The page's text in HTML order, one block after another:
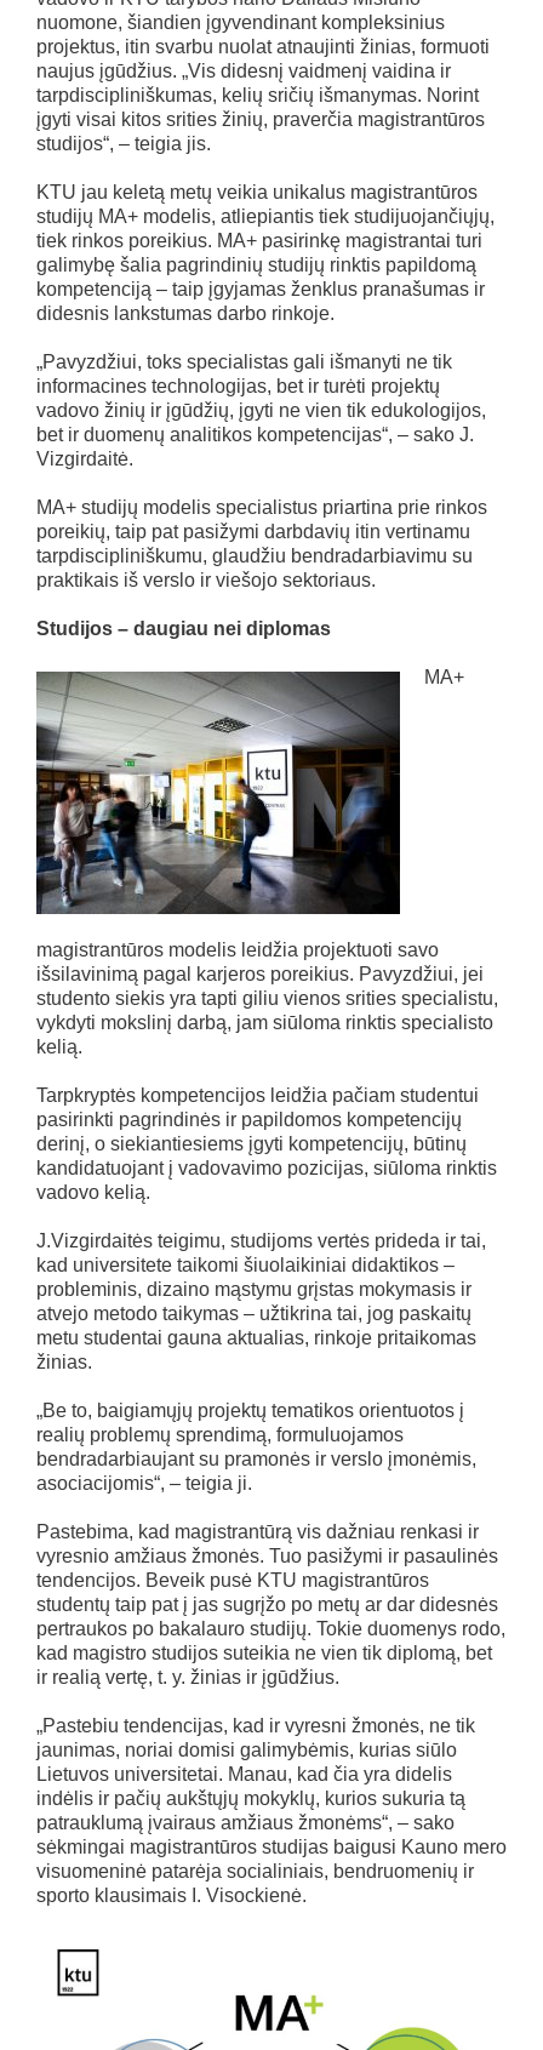
nuomone, šiandien įgyvendinant kompleksinius
projektus, itin svarbu nuolat atnaujinti žinias, formuoti
naujus įgūdžius. „Vis didesnį vaidmenį vaidina ir
tarpdiscipliniškumas, kelių sričių išmanymas. Norint
įgyti visai kitos srities žinių, praverčia magistrantūros
studijos“, – teigia jis.
KTU jau keletą metų veikia unikalus magistrantūros
studijų MA+ modelis, atliepiantis tiek studijuojančiųjų,
tiek rinkos poreikius. MA+ pasirinkę magistrantai turi
galimybę šalia pagrindinių studijų rinktis papildomą
kompetenciją – taip įgyjamas ženklus pranašumas ir
didesnis lankstumas darbo rinkoje.
„Pavyzdžiui, toks specialistas gali išmanyti ne tik
informacines technologijas, bet ir turėti projektų
vadovo žinių ir įgūdžių, įgyti ne vien tik edukologijos,
bet ir duomenų analitikos kompetencijas“, – sako J.
Vizgirdaitė.
MA+ studijų modelis specialistus priartina prie rinkos
poreikių, taip pat pasižymi darbdavių itin vertinamu
tarpdiscipliniškumu, glaudžiu bendradarbiavimu su
praktikais iš verslo ir viešojo sektoriaus.
Studijos – daugiau nei diplomas
MA+
magistrantūros modelis leidžia projektuoti savo
išsilavinimą pagal karjeros poreikius. Pavyzdžiui, jei
studento siekis yra tapti giliu vienos srities specialistu,
vykdyti mokslinį darbą, jam siūloma rinktis specialisto
kelią.
Tarpkryptės kompetencijos leidžia pačiam studentui
pasirinkti pagrindinės ir papildomos kompetencijų
derinį, o siekiantiesiems įgyti kompetencijų, būtinų
kandidatuojant į vadovavimo pozicijas, siūloma rinktis
vadovo kelią.
J.Vizgirdaitės teigimu, studijoms vertės prideda ir tai,
kad universitete taikomi šiuolaikiniai didaktikos –
probleminis, dizaino mąstymu grįstas mokymasis ir
atvejo metodo taikymas – užtikrina tai, jog paskaitų
metu studentai gauna aktualias, rinkoje pritaikomas
žinias.
„Be to, baigiamųjų projektų tematikos orientuotos į
realių problemų sprendimą, formuluojamos
bendradarbiaujant su pramonės ir verslo įmonėmis,
asociacijomis“, – teigia ji.
Pastebima, kad magistrantūrą vis dažniau renkasi ir
vyresnio amžiaus žmonės. Tuo pasižymi ir pasaulinės
tendencijos. Beveik pusė KTU magistrantūros
studentų taip pat į jas sugrįžo po metų ar dar didesnės
pertraukos po bakalauro studijų. Tokie duomenys rodo,
kad magistro studijos suteikia ne vien tik diplomą, bet
ir realią vertę, t. y. žinias ir įgūdžius.
„Pastebiu tendencijas, kad ir vyresni žmonės, ne tik
jaunimas, noriai domisi galimybėmis, kurias siūlo
Lietuvos universitetai. Manau, kad čia yra didelis
indėlis ir pačių aukštųjų mokyklų, kurios sukuria tą
patrauklumą įvairaus amžiaus žmonėms“, – sako
sėkmingai magistrantūros studijas baigusi Kauno mero
visuomeninė patarėja socialiniais, bendruomenių ir
sporto klausimais I. Visockienė.